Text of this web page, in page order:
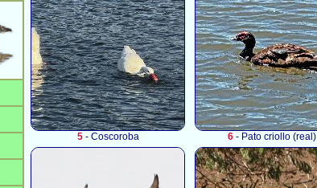
5- Coscoroba 6 - Pato criollo (real)